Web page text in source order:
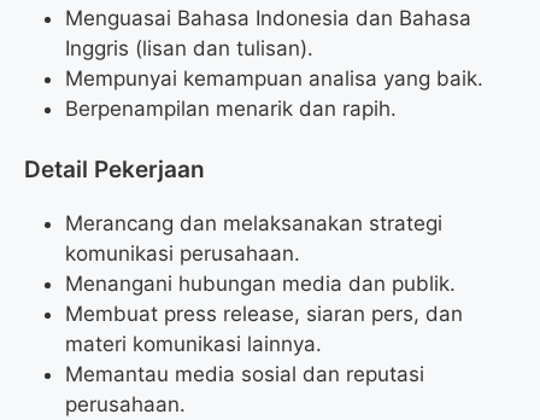
Menguasai Bahasa Indonesia dan Bahasa
Inggris (lisan dan tulisan).
Mempunyai kemampuan analisa yang baik.
Berpenampilan menarik dan rapih.
Detail Pekerjaan
Merancang dan melaksanakan strategi
komunikasi perusahaan.
Menangani hubungan media dan publik.
Membuat press release, siaran pers, dan
materi komunikasi lainnya.
Memantau media sosial dan reputasi
perusahaan.